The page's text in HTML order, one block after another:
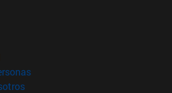
nueva ventana)
(abre en nueva ventana)
(abre en nueva ventana)